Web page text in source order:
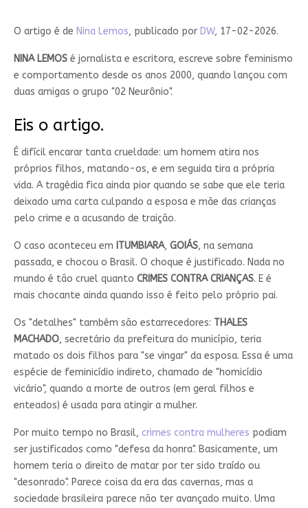
O artigo é de Nina Lemos, publicado por DW, 17-02-2026.
NINA LEMOSé jornalista e escritora, escreve sobre feminismo
e comportamento desde os anos 2000, quando lançou com
duas amigas o grupo "02 Neurônio".
Eis o artigo.
É difícil encarar tanta crueldade: um homem atira nos
próprios filhos, matando-os, e em seguida tira a própria
vida. A tragédia fica ainda pior quando se sabe que ele teria
deixado uma carta culpando a esposa e mãe das crianças
pelo crime e a acusando de traição.
O caso aconteceu em ITUMBIARA, GOIÁS, na semana
passada, e chocou o Brasil. O choque é justificado. Nada no
mundo é tão cruel quanto CRIMES CONTRA CRIANÇAS. E é
mais chocante ainda quando isso é feito pelo próprio pai.
Os "detalhes" também são estarrecedores: THALES
MACHADO, secretário da prefeitura do município, teria
matado os dois filhos para "se vingar" da esposa. Essa é uma
espécie de feminicídio indireto, chamado de "homicídio
vicário", quando a morte de outros (em geral filhos e
enteados) é usada para atingir a mulher.
Por muito tempo no Brasil, crimes contra mulheres podiam
ser justificados como "defesa da honra". Basicamente, um
homem teria o direito de matar por ter sido traído ou
"desonrado". Parece coisa da era das cavernas, mas a
sociedade brasileira parece não ter avançado muito. Uma